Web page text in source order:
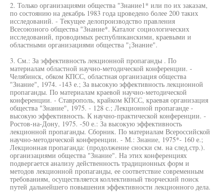
2. Только организациями общества "Знание1* или по их заказам,
по состоянию на декабрь 1983 года цроведено более 200 таких
исследований. - Текущее делопроизводство правления
Всесоюзного общества "Знание*. Каталог социологических
исследований, проводимых республиканскими, краевыми и
областными организациями общества "¡Знание".
3. См.: За эффективность лекционной пропаганды . По
материалам областной научно-методической конференции. -
Челябинск, обком КПСС, областная организация общества
"Знание", 1974. -143 е.; За высокую эффективность лекционной
пропаганды. По материалам краевой научно-методической
конференции. - Ставрополь, крайком КПСС, краевая организация
общества "Знание", 1975. - 128 с.; Лекционной пропаганде -
высокую эффективность. К научно-практической конференции. -
Ростов-на-Дону, 1975. -50 е.: За высокую эффективность
лекционной пропаганды. Сборник. По материалам Всероссийской
научно-методической конференции. - М.: Знание, 1975*- 160 е.;
Лекционная пропаганда: (продолжение сноски см. на след.стр.).
организациями общества "Знание". На этих конференциях
подвергается анализу действенность традиционных форм и
методов лекционной пропаганды, ее соответствие современным
требованиям, осуществляется коллективный творческий поиск
путей дальнейшего повышения эффективности лекционного дела.